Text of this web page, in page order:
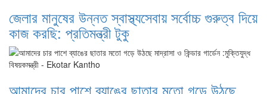
জেলার মানুষের উন্নত স্বাস্থ্যসেবায় সর্বোচ্চ গুরুত্ব দিয়ে
কাজ করছি: প্রতিমন্ত্রী টুকু
আমাদের চার পাশে ব্যাঙের ছাতার মতো গড়ে উঠছে